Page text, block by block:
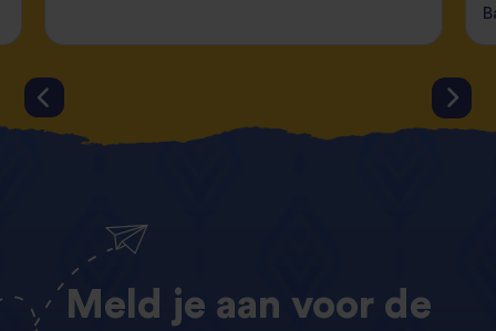
Meld je aan voor de